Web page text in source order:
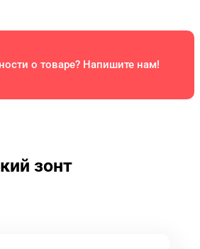
о товаре? Напишите нам!
зонт